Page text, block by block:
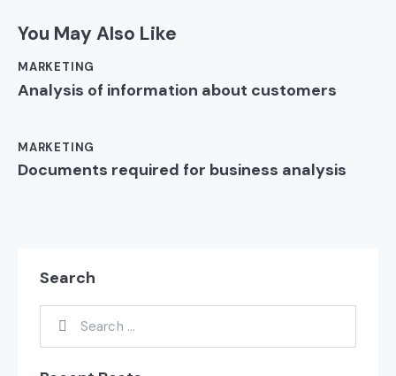
You May Also Like
MARKETING
Analysis of information about customers
MARKETING
Documents required for business analysis
Search